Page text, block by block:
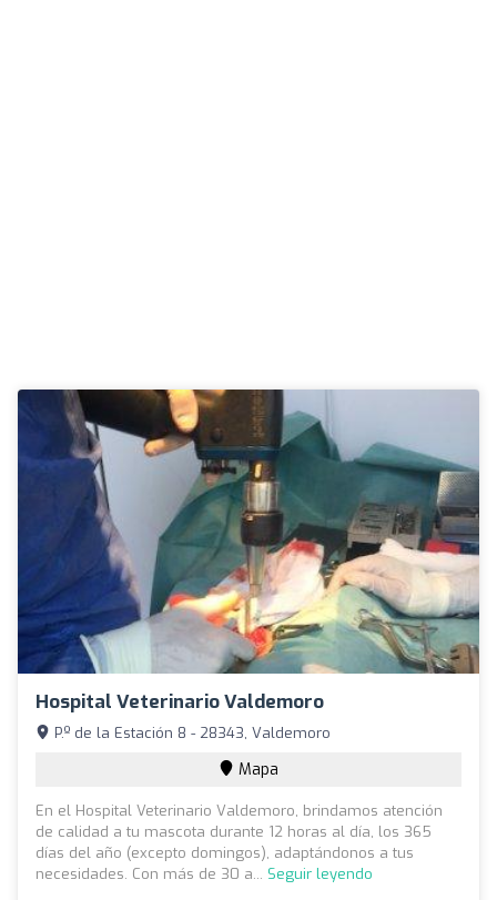
Hospital Veterinario Valdemoro
P.º de la Estación 8 - 28343, Valdemoro
Mapa
En el Hospital Veterinario Valdemoro, brindamos atención
de calidad a tu mascota durante 12 horas al día, los 365
días del año (excepto domingos), adaptándonos a tus
necesidades. Con más de 30 a... Seguir leyendo